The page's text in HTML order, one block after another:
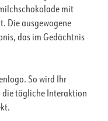
mit
Die ausgewogene
das im Gedächtnis
So wird Ihr
die tägliche Interaktion